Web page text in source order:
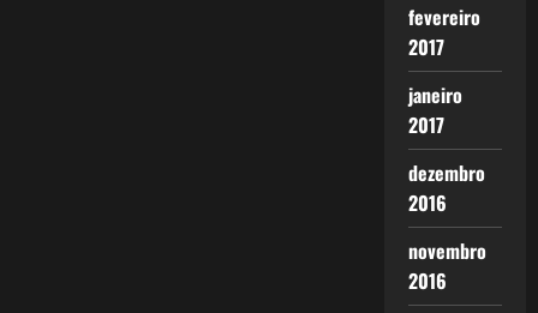
fevereiro
2017
janeiro
2017
dezembro
2016
novembro
2016